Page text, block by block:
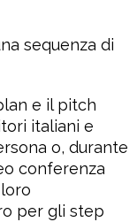
sequenza di
e il pitch
italiani e
o, durante
conferenza
per gli step